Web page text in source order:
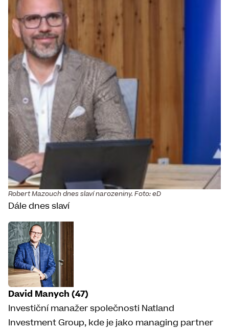
Robert Mazouch dnes slaví narozeniny. Foto: eD
Dále dnes slaví
David Manych (47)
Investiční manažer společnosti Natland
Investment Group, kde je jako managing partner